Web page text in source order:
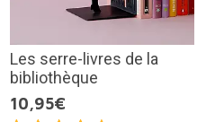
Les serre-livres de la
bibliothèque
10,95€